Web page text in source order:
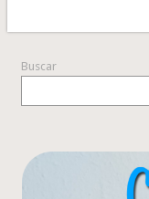
Buscar